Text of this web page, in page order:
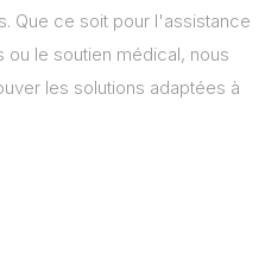
Que ce soit pour l'assistance
le soutien médical, nous
les solutions adaptées à